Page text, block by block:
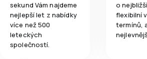
sekund Vám najdeme
nejlepší let z nabídky
více než 500
leteckých
společností.
o
flexibilní
termínů,